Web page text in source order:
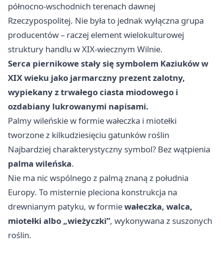
północno-wschodnich terenach dawnej
Rzeczypospolitej. Nie była to jednak wyłączna grupa
producentów – raczej element wielokulturowej
struktury handlu w XIX-wiecznym Wilnie.
Serca piernikowe stały się symbolem Kaziuków w
XIX wieku jako jarmarczny prezent zalotny,
wypiekany z trwałego ciasta miodowego i
ozdabiany lukrowanymi napisami.
Palmy wileńskie w formie wałeczka i miotełki
tworzone z kilkudziesięciu gatunków roślin
Najbardziej charakterystyczny symbol? Bez wątpienia
palma wileńska.
Nie ma nic wspólnego z palmą znaną z południa
Europy. To misternie pleciona konstrukcja na
drewnianym patyku, w formiewałeczka, walca,
miotełki albo „wieżyczki”, wykonywana z suszonych
roślin.